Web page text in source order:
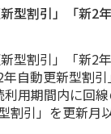
型割引」「新2
型割引」「新2
年自動更新型割
用期間内に回
割引」を更新月